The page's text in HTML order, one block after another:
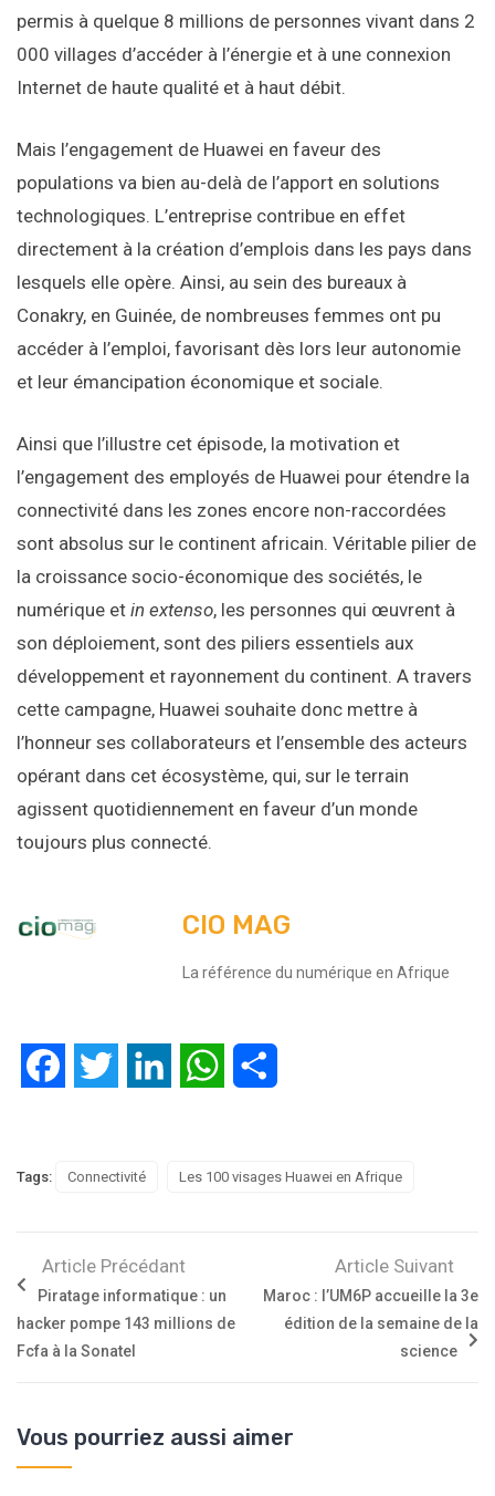
permis à quelque 8 millions de personnes vivant dans 2
000 villages d’accéder à l’énergie et à une connexion
Internet de haute qualité et à haut débit.
Mais l’engagement de Huawei en faveur des
populations va bien au-delà de l’apport en solutions
technologiques. L’entreprise contribue en effet
directement à la création d’emplois dans les pays dans
lesquels elle opère. Ainsi, au sein des bureaux à
Conakry, en Guinée, de nombreuses femmes ont pu
accéder à l’emploi, favorisant dès lors leur autonomie
et leur émancipation économique et sociale.
Ainsi que l’illustre cet épisode, la motivation et
l’engagement des employés de Huawei pour étendre la
connectivité dans les zones encore non-raccordées
sont absolus sur le continent africain. Véritable pilier de
la croissance socio-économique des sociétés, le
numérique et in extenso, les personnes qui œuvrent à
son déploiement, sont des piliers essentiels aux
développement et rayonnement du continent. A travers
cette campagne, Huawei souhaite donc mettre à
l’honneur ses collaborateurs et l’ensemble des acteurs
opérant dans cet écosystème, qui, sur le terrain
agissent quotidiennement en faveur d’un monde
toujours plus connecté.
CIO MAG
La référence du numérique en Afrique
FacebookTwitter LinkedIn WhatsApp
Tags: Connectivité Les 100 visages Huawei en Afrique
Article Précédant
Piratage informatique : un
hacker pompe 143 millions de
Fcfa à la Sonatel
Article Suivant
Maroc : l’UM6P accueille la 3e
édition de la semaine de la
science
Vous pourriez aussi aimer